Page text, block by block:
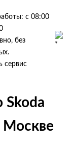
с 08:00
без
сервис
Skoda
Москве